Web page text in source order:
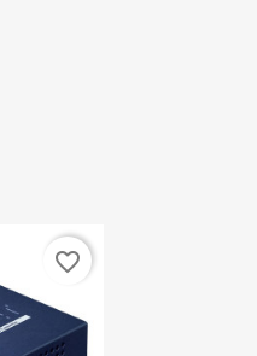
favorite_border